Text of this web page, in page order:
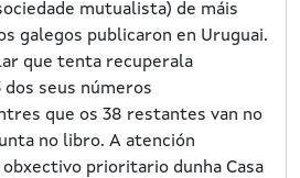
mutualista) de máis
galegos publicaron en Uruguai.
que tenta recuperala
seus números
que os 38 restantes van no
no libro. A atención
prioritario dunha Casa